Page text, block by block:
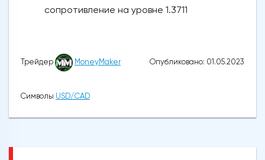
сопротивление на уровне 1.3711
Трейдер MoneyMaker Опубликовано: 01.05.2023
Символы USD/CAD